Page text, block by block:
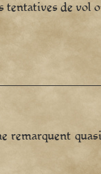
tentatives de vol
remarquent